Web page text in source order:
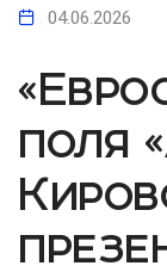
04.06.2026
поля